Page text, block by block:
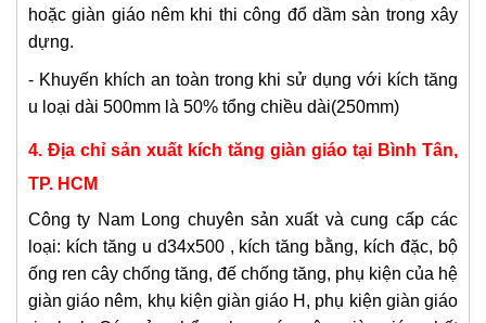
hoặc giàn giáo nêm khi thi công đổ dầm sàn trong xây
dựng.
- Khuyến khích an toàn trong khi sử dụng với kích tăng
u loại dài 500mm là 50% tổng chiều dài(250mm)
4. Địa chỉ sản xuất kích tăng giàn giáo tại Bình Tân,
TP. HCM
Công ty Nam Long chuyên sản xuất và cung cấp các
loại: kích tăng u d34x500 , kích tăng bằng, kích đặc, bộ
ống ren cây chống tăng, đế chống tăng, phụ kiện của hệ
giàn giáo nêm, khụ kiện giàn giáo H, phụ kiện giàn giáo